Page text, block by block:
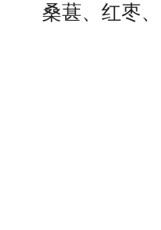
桑葚、红枣、